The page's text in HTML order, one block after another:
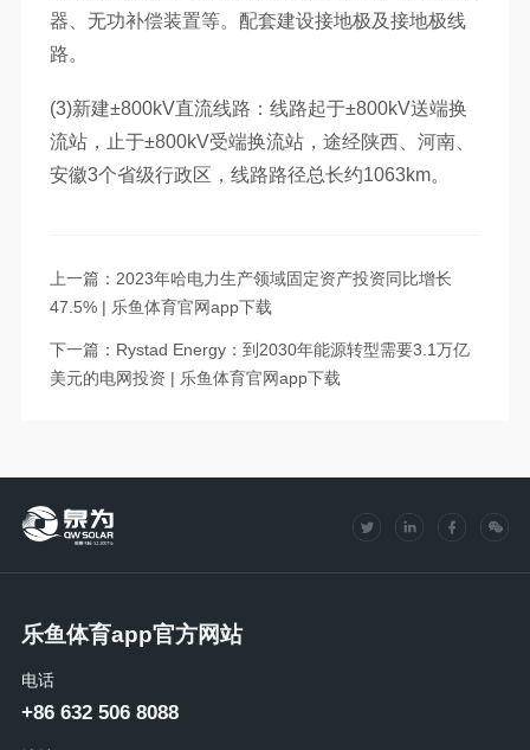
器、无功补偿装置等。配套建设接地极及接地极线
路。
(3)新建±800kV直流线路：线路起于±800kV送端换
流站，止于±800kV受端换流站，途经陕西、河南、
安徽3个省级行政区，线路路径总长约1063km。
上一篇：2023年哈电力生产领域固定资产投资同比增长
47.5% | 乐鱼体育官网app下载
下一篇：Rystad Energy：到2030年能源转型需要3.1万亿
美元的电网投资 | 乐鱼体育官网app下载
乐鱼体育app官方网站
电话
+86 632 506 8088